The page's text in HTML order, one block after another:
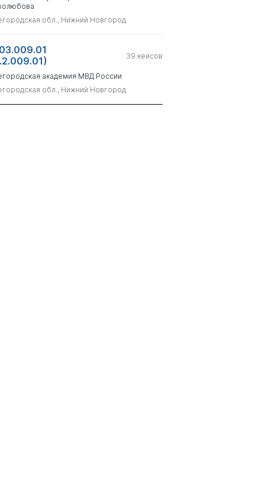
обл., Нижний Новгород
39 кейсов
академия МВД России
обл., Нижний Новгород